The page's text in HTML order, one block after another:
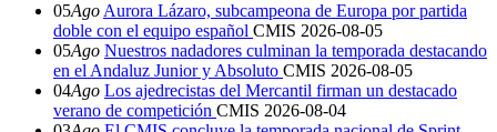
05Ago Aurora Lázaro, subcampeona de Europa por partida
doble con el equipo español CMIS 2026-08-05
05Ago Nuestros nadadores culminan la temporada destacando
en el Andaluz Junior y Absoluto CMIS 2026-08-05
04Ago Los ajedrecistas del Mercantil firman un destacado
verano de competición CMIS 2026-08-04